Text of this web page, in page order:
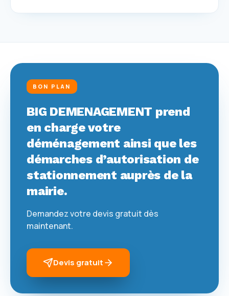
BON PLAN
BIG DEMENAGEMENT prend
en charge votre
déménagement ainsi que les
démarches d’autorisation de
stationnement auprès de la
mairie.
Demandez votre devis gratuit dès
maintenant.
Devis gratuit